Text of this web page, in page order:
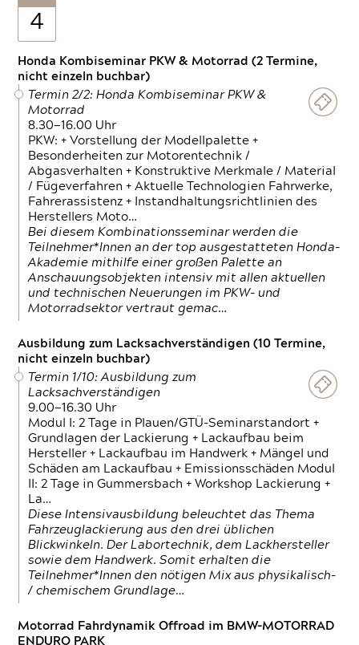
4
Honda Kombiseminar PKW & Motorrad (2 Termine,
nicht einzeln buchbar)
Termin 2/2: Honda Kombiseminar PKW &
Motorrad
8.30—16.00 Uhr
PKW: + Vorstellung der Modellpalette +
Besonderheiten zur Motorentechnik /
Abgasverhalten + Konstruktive Merkmale / Material
/ Fügeverfahren + Aktuelle Technologien Fahrwerke,
Fahrerassistenz + Instandhaltungsrichtlinien des
Herstellers Moto…
Bei diesem Kombinationsseminar werden die
Teilnehmer*Innen an der top ausgestatteten Honda-
Akademie mithilfe einer großen Palette an
Anschauungsobjekten intensiv mit allen aktuellen
und technischen Neuerungen im PKW- und
Motorradsektor vertraut gemac…
Ausbildung zum Lacksachverständigen (10 Termine,
nicht einzeln buchbar)
Termin 1/10: Ausbildung zum
Lacksachverständigen
9.00—16.30 Uhr
Modul I: 2 Tage in Plauen/GTÜ-Seminarstandort +
Grundlagen der Lackierung + Lackaufbau beim
Hersteller + Lackaufbau im Handwerk + Mängel und
Schäden am Lackaufbau + Emissionsschäden Modul
II: 2 Tage in Gummersbach + Workshop Lackierung +
La…
Diese Intensivausbildung beleuchtet das Thema
Fahrzeuglackierung aus den drei üblichen
Blickwinkeln. Der Labortechnik, dem Lackhersteller
sowie dem Handwerk. Somit erhalten die
Teilnehmer*Innen den nötigen Mix aus physikalisch-
/ chemischem Grundlage…
Motorrad Fahrdynamik Offroad im BMW-MOTORRAD
ENDURO PARK